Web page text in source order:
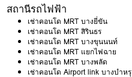
สถานีรถไฟฟ้า
เช่าคอนโด MRT บางยี่ขัน
เช่าคอนโด MRT สิรินธร
เช่าคอนโด MRT บางขุนนนท์
เช่าคอนโด MRT แยกไฟฉาย
เช่าคอนโด MRT บางพลัด
เช่าคอนโด Airport link บางบำหรุ